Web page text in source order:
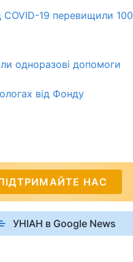
COVID-19 перевищили 100
одноразові допомоги
від Фонду
НАС
УНІАН в Google News